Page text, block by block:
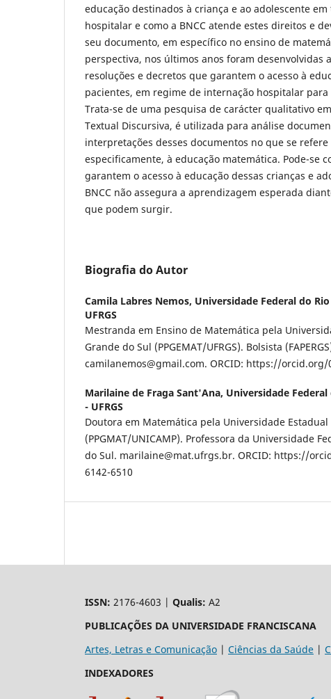
educação destinados à criança e ao adolescente
hospitalar e como a BNCC atende estes direitos e
seu documento, em específico no ensino de
perspectiva, nos últimos anos foram desenvolvidas
resoluções e decretos que garantem o acesso à
pacientes, em regime de internação hospitalar
Trata-se de uma pesquisa de carácter qualitativo
Textual Discursiva, é utilizada para análise
interpretações desses documentos no que se refere
especificamente, à educação matemática. Pode-se
garantem o acesso à educação dessas crianças e
BNCC não assegura a aprendizagem esperada
que podem surgir.
Biografia do Autor
Camila Labres Nemos, Universidade Federal do
UFRGS
Mestranda em Ensino de Matemática pela
Grande do Sul (PPGEMAT/UFRGS). Bolsista
camilanemos@gmail.com. ORCID: https://orcid.org/
Marilaine de Fraga Sant'Ana, Universidade
- UFRGS
Doutora em Matemática pela Universidade Estadual
(PPGMAT/UNICAMP). Professora da Universidade
do Sul. marilaine@mat.ufrgs.br. ORCID: https://
6142-6510
ISSN: 2176-4603 | Qualis: A2
PUBLICAÇÕES DA UNIVERSIDADE FRANCISCANA
Artes, Letras e Comunicação | Ciências da Saúde |
INDEXADORES